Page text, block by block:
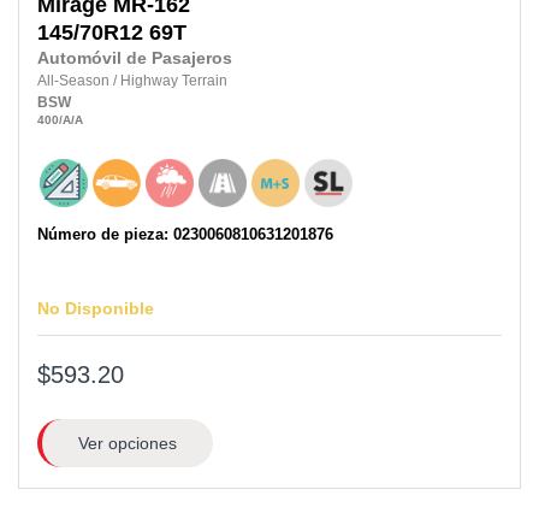
Mirage MR-162
145/70R12 69T
Automóvil de Pasajeros
All-Season / Highway Terrain
BSW
400/A/A
Número de pieza: 0230060810631201876
No Disponible
$593.20
Ver opciones